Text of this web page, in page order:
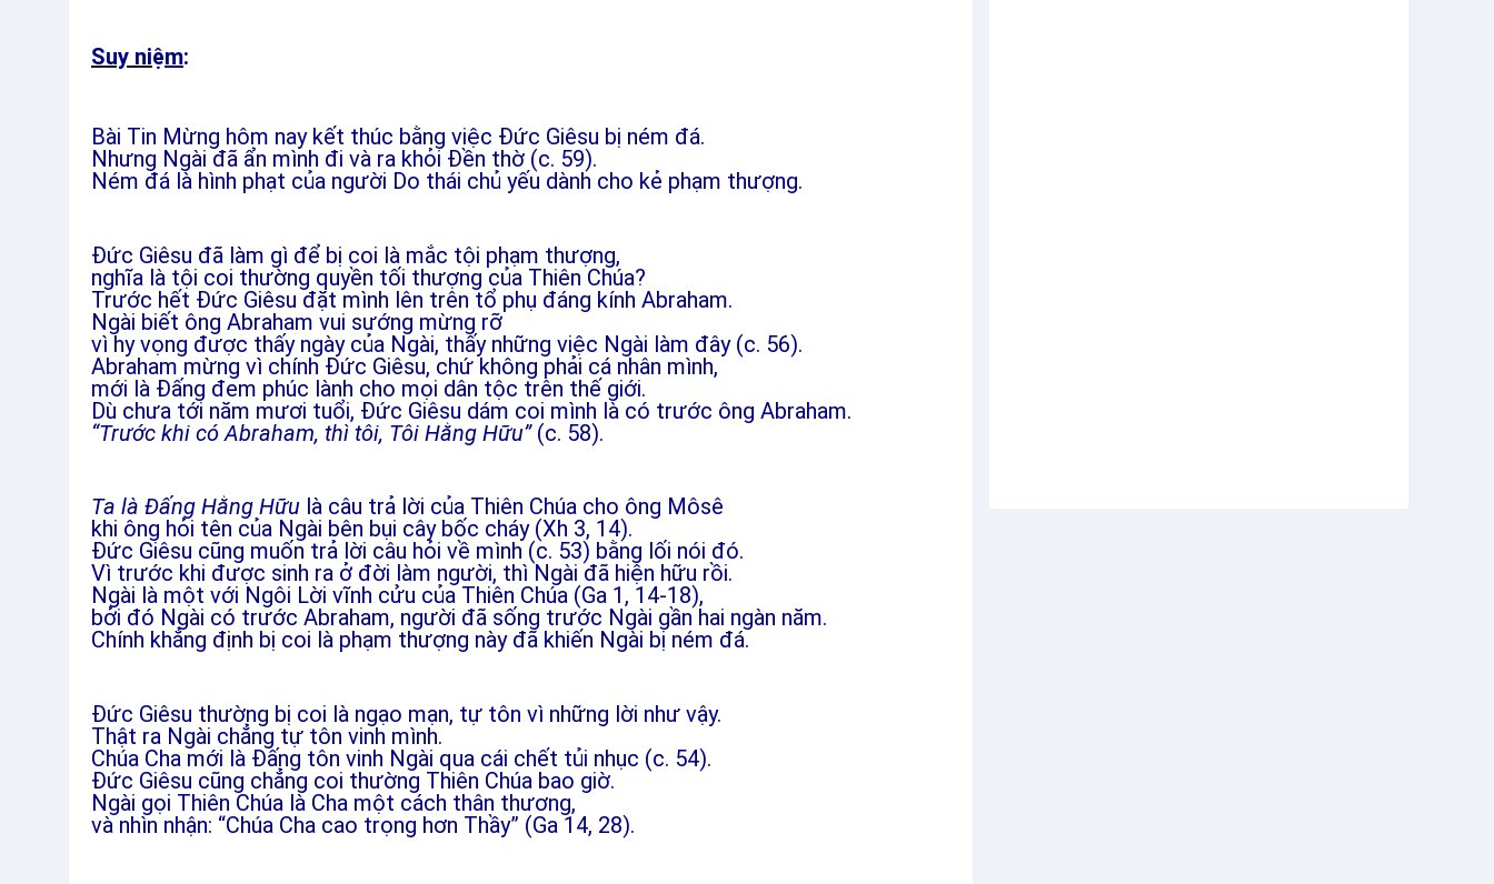
Suy niệm:
Bài Tin Mừng hôm nay kết thúc bằng việc Đức Giêsu bị ném đá.
Nhưng Ngài đã ẩn mình đi và ra khỏi Đền thờ (c. 59).
Ném đá là hình phạt của người Do thái chủ yếu dành cho kẻ phạm thượng.
Đức Giêsu đã làm gì để bị coi là mắc tội phạm thượng,
nghĩa là tội coi thường quyền tối thượng của Thiên Chúa?
Trước hết Đức Giêsu đặt mình lên trên tổ phụ đáng kính Abraham.
Ngài biết ông Abraham vui sướng mừng rỡ
vì hy vọng được thấy ngày của Ngài, thấy những việc Ngài làm đây (c. 56).
Abraham mừng vì chính Đức Giêsu, chứ không phải cá nhân mình,
mới là Đấng đem phúc lành cho mọi dân tộc trên thế giới.
Dù chưa tới năm mươi tuổi, Đức Giêsu dám coi mình là có trước ông Abraham.
“Trước khi có Abraham, thì tôi, Tôi Hằng Hữu”(c. 58).
Ta là Đấng Hằng Hữu là câu trả lời của Thiên Chúa cho ông Môsê
khi ông hỏi tên của Ngài bên bụi cây bốc cháy (Xh 3, 14).
Đức Giêsu cũng muốn trả lời câu hỏi về mình (c. 53) bằng lối nói đó.
Vì trước khi được sinh ra ở đời làm người, thì Ngài đã hiện hữu rồi.
Ngài là một với Ngôi Lời vĩnh cửu của Thiên Chúa (Ga 1, 14-18),
bởi đó Ngài có trước Abraham, người đã sống trước Ngài gần hai ngàn năm.
Chính khẳng định bị coi là phạm thượng này đã khiến Ngài bị ném đá.
Đức Giêsu thường bị coi là ngạo mạn, tự tôn vì những lời như vậy.
Thật ra Ngài chẳng tự tôn vinh mình.
Chúa Cha mới là Đấng tôn vinh Ngài qua cái chết tủi nhục (c. 54).
Đức Giêsu cũng chẳng coi thường Thiên Chúa bao giờ.
Ngài gọi Thiên Chúa là Cha một cách thân thương,
và nhìn nhận: “Chúa Cha cao trọng hơn Thầy” (Ga 14, 28).